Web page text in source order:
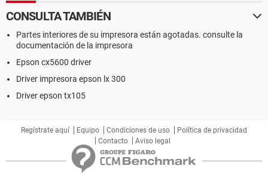
CONSULTA TAMBIÉN
Partes interiores de su impresora están agotadas. consulte la
documentación de la impresora
Epson cx5600 driver
Driver impresora epson lx 300
Driver epson tx105
Regístrate aquí Equipo Condiciones de uso
Política de privacidad
Contacto
Aviso legal